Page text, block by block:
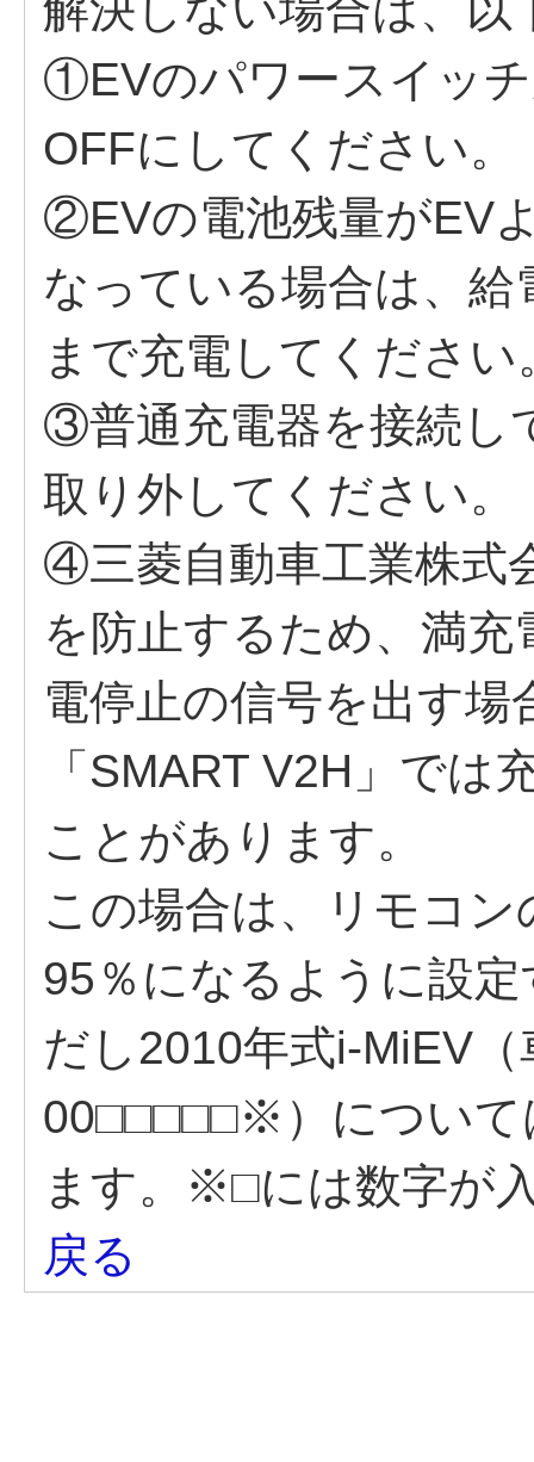
①EVのパワースイッ
OFFにしてください。
②EVの電池残量がEV
なっている場合は、
まで充電してください
③普通充電器を接続し
取り外してください。
④三菱自動車工業株式
を防止するため、満
電停止の信号を出す
「SMART V2H」では
ことがあります。
この場合は、リモコ
95％になるように設
だし2010年式i-MiEV
00□□□□□※）について
ます。※□には数字が
戻る